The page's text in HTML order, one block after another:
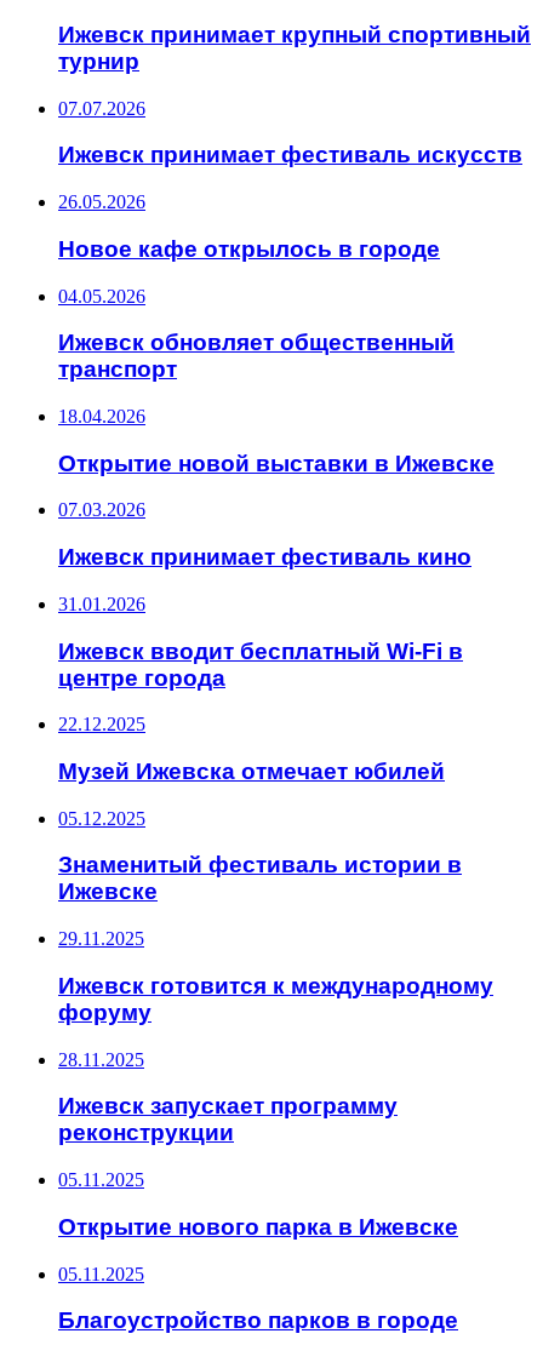
Ижевск принимает крупный спортивный
турнир
07.07.2026
Ижевск принимает фестиваль искусств
26.05.2026
Новое кафе открылось в городе
04.05.2026
Ижевск обновляет общественный
транспорт
18.04.2026
Открытие новой выставки в Ижевске
07.03.2026
Ижевск принимает фестиваль кино
31.01.2026
Ижевск вводит бесплатный Wi-Fi в
центре города
22.12.2025
Музей Ижевска отмечает юбилей
05.12.2025
Знаменитый фестиваль истории в
Ижевске
29.11.2025
Ижевск готовится к международному
форуму
28.11.2025
Ижевск запускает программу
реконструкции
05.11.2025
Открытие нового парка в Ижевске
05.11.2025
Благоустройство парков в городе